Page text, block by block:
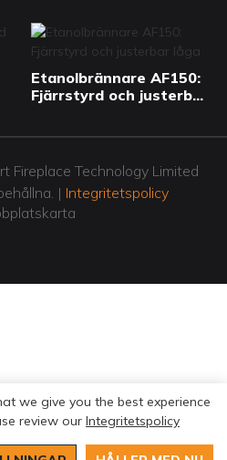
Etanolbrännare AF150:
Fjärrstyrd och justerbar
Technology Limited
| Integritetspolicy
we give you the best experience
review our Integritetspolicy